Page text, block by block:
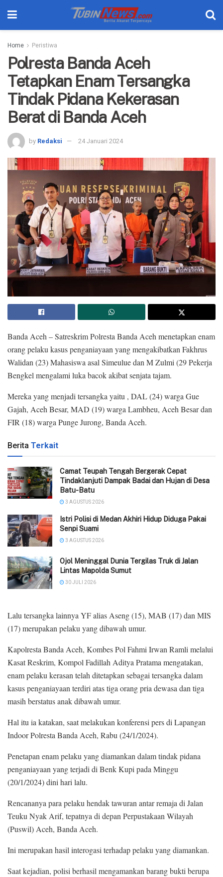
Home Peristiwa
Polresta Banda Aceh
Tetapkan Enam Tersangka
Tindak Pidana Kekerasan
Berat di Banda Aceh
by Redaksi 24 Januari 2024
Banda Aceh – Satreskrim Polresta Banda Aceh menetapkan enam
orang pelaku kasus penganiayaan yang mengakibatkan Fakhrus
Walidan (23) Mahasiswa asal Simeulue dan M Zulmi (29 Pekerja
Bengkel mengalami luka bacok akibat senjata tajam.
Mereka yang menjadi tersangka yaitu , DAL (24) warga Gue
Gajah, Aceh Besar, MAD (19) warga Lambheu, Aceh Besar dan
FIR (18) warga Punge Jurong, Banda Aceh.
Berita Terkait
Camat Teupah Tengah Bergerak Cepat
Tindaklanjuti Dampak Badai dan Hujan di Desa
Batu-Batu
3 AGUSTUS 2026
‎Istri Polisi di Medan Akhiri Hidup Diduga Pakai
Senpi Suami
3 AGUSTUS 2026
Ojol Meninggal Dunia Tergilas Truk di Jalan
Lintas Mapolda Sumut
30 JULI 2026
Lalu tersangka lainnya YF alias Aseng (15), MAB (17) dan MIS
(17) merupakan pelaku yang dibawah umur.
Kapolresta Banda Aceh, Kombes Pol Fahmi Irwan Ramli melalui
Kasat Reskrim, Kompol Fadillah Aditya Pratama mengatakan,
enam pelaku kerasan telah ditetapkan sebagai tersangka dalam
kasus penganiayaan terdiri atas tiga orang pria dewasa dan tiga
masih berstatus anak dibawah umur.
Hal itu ia katakan, saat melakukan konferensi pers di Lapangan
Indoor Polresta Banda Aceh, Rabu (24/1/2024).
Penetapan enam pelaku yang diamankan dalam tindak pidana
penganiayaan yang terjadi di Benk Kupi pada Minggu
(20/1/2024) dini hari lalu.
Rencananya para pelaku hendak tawuran antar remaja di Jalan
Teuku Nyak Arif, tepatnya di depan Perpustakaan Wilayah
(Puswil) Aceh, Banda Aceh.
Ini merupakan hasil interogasi terhadap pelaku yang diamankan.
Saat kejadian, polisi berhasil mengamankan barang bukti berupa